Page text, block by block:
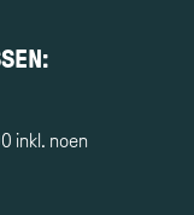
inkl. noen